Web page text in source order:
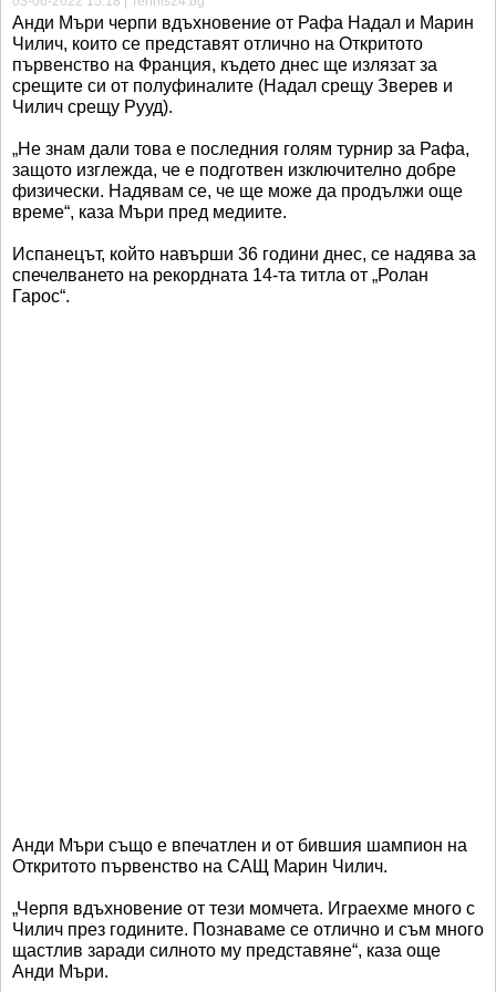
Анди Мъри черпи вдъхновение от Рафа Надал и Марин
Чилич, които се представят отлично на Откритото
първенство на Франция, където днес ще излязат за
срещите си от полуфиналите (Надал срещу Зверев и
Чилич срещу Рууд).
„Не знам дали това е последния голям турнир за Рафа,
защото изглежда, че е подготвен изключително добре
физически. Надявам се, че ще може да продължи още
време“, каза Мъри пред медиите.
Испанецът, който навърши 36 години днес, се надява за
спечелването на рекордната 14-та титла от „Ролан
Гарос“.
Анди Мъри също е впечатлен и от бившия шампион на
Откритото първенство на САЩ Марин Чилич.
„Черпя вдъхновение от тези момчета. Играехме много с
Чилич през годините. Познаваме се отлично и съм много
щастлив заради силното му представяне“, каза още
Анди Мъри.